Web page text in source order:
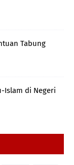
Tabung
Islam di Negeri